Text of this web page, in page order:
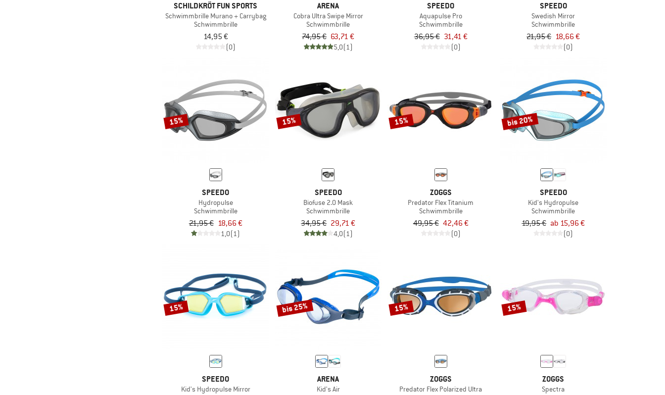
SCHILDKRÖT FUN SPORTS
Schwimmbrille Murano + Carrybag
Schwimmbrille
14,95 €
(0)
ARENA
Cobra Ultra Swipe Mirror
Schwimmbrille
74,95 € 63,71 €
5,0(1)
SPEEDO
Aquapulse Pro
Schwimmbrille
36,95 € 31,41 €
(0)
SPEEDO
Swedish Mirror
Schwimmbrille
21,95 € 18,66 €
(0)
15%
SPEEDO
Hydropulse
Schwimmbrille
21,95 € 18,66 €
1,0(1)
15%
SPEEDO
Biofuse 2.0 Mask
Schwimmbrille
34,95 € 29,71 €
4,0(1)
15%
ZOGGS
Predator Flex Titanium
Schwimmbrille
49,95 € 42,46 €
(0)
bis 20%
SPEEDO
Kid's Hydropulse
Schwimmbrille
19,95 € ab 15,96 €
(0)
15%
SPEEDO
Kid's Hydropulse Mirror
bis 25%
ARENA
Kid's Air
15%
ZOGGS
Predator Flex Polarized Ultra
15%
ZOGGS
Spectra